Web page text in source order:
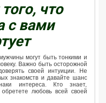
что
с вами
могут быть тонкими и
Важно быть осторожной
своей интуиции. Не
знакомств и давайте шанс
интереса. Кто знает,
любовь всей своей